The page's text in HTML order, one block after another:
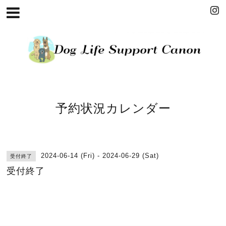
予約状況カレンダー
受付終了 2024-06-14 (Fri) - 2024-06-29 (Sat)
受付終了